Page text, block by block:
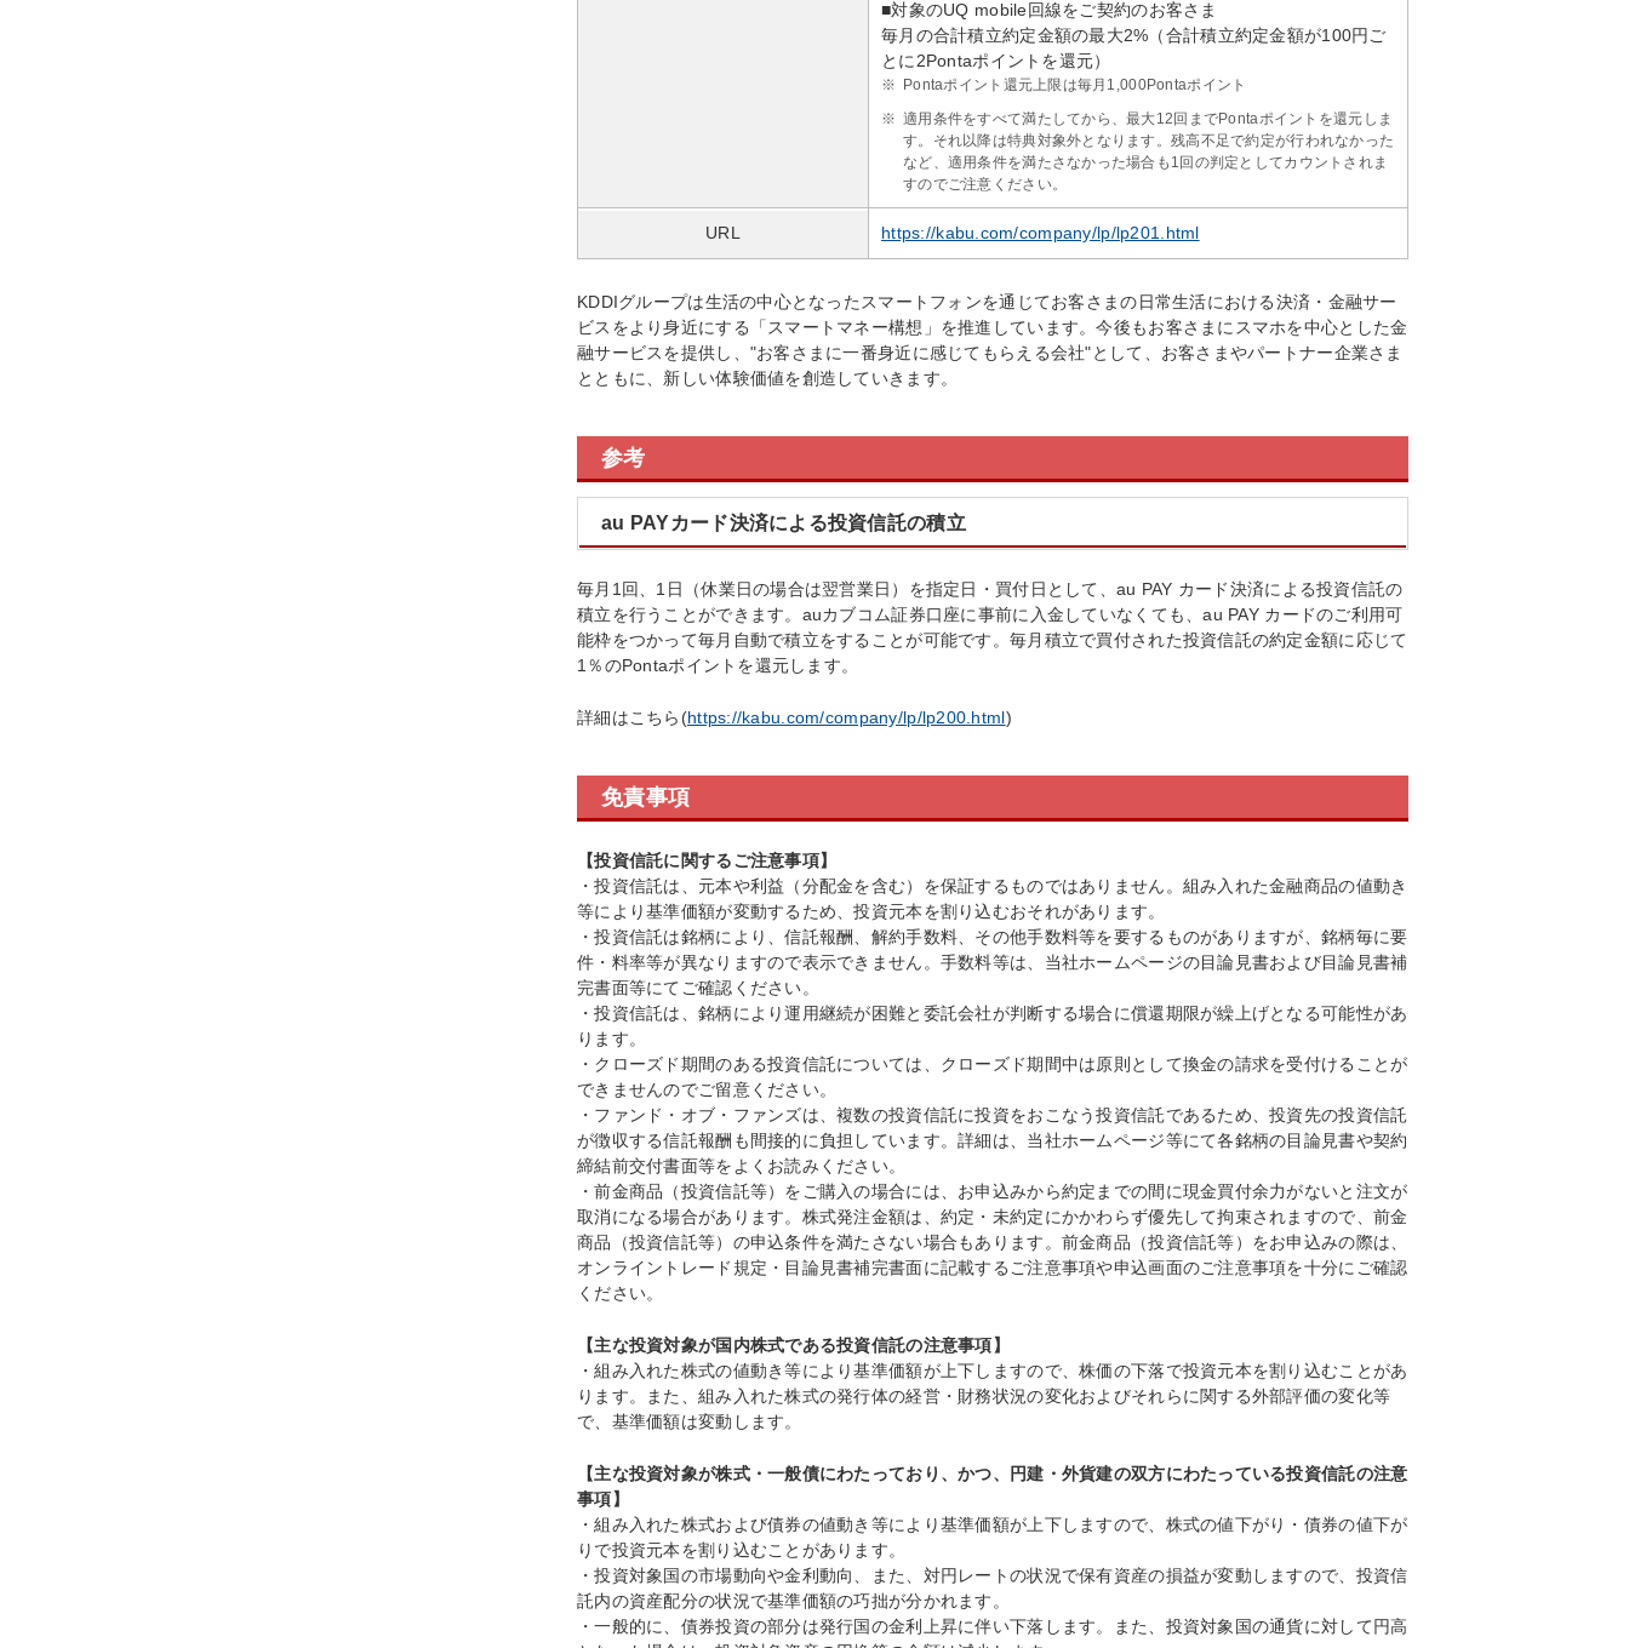
■対象のUQ mobile回線をご契約のお客さま
毎月の合計積立約定金額の最大2%（合計積立約定金額が100円ご
とに2Pontaポイントを還元）
※ Pontaポイント還元上限は毎月1,000Pontaポイント
※ 適用条件をすべて満たしてから、最大12回までPontaポイントを還元しま
す。それ以降は特典対象外となります。残高不足で約定が行われなかった
など、適用条件を満たさなかった場合も1回の判定としてカウントされま
すのでご注意ください。
URL https://kabu.com/company/lp/lp201.html
KDDIグループは生活の中心となったスマートフォンを通じてお客さまの日常生活における決済・金融サー
ビスをより身近にする「スマートマネー構想」を推進しています。今後もお客さまにスマホを中心とした金
融サービスを提供し、"お客さまに一番身近に感じてもらえる会社"として、お客さまやパートナー企業さま
とともに、新しい体験価値を創造していきます。
参考
au PAYカード決済による投資信託の積立
毎月1回、1日（休業日の場合は翌営業日）を指定日・買付日として、au PAY カード決済による投資信託の
積立を行うことができます。auカブコム証券口座に事前に入金していなくても、au PAY カードのご利用可
能枠をつかって毎月自動で積立をすることが可能です。毎月積立で買付された投資信託の約定金額に応じて
1％のPontaポイントを還元します。
詳細はこちら(https://kabu.com/company/lp/lp200.html)
免責事項
【投資信託に関するご注意事項】
・投資信託は、元本や利益（分配金を含む）を保証するものではありません。組み入れた金融商品の値動き
等により基準価額が変動するため、投資元本を割り込むおそれがあります。
・投資信託は銘柄により、信託報酬、解約手数料、その他手数料等を要するものがありますが、銘柄毎に要
件・料率等が異なりますので表示できません。手数料等は、当社ホームページの目論見書および目論見書補
完書面等にてご確認ください。
・投資信託は、銘柄により運用継続が困難と委託会社が判断する場合に償還期限が繰上げとなる可能性があ
ります。
・クローズド期間のある投資信託については、クローズド期間中は原則として換金の請求を受付けることが
できませんのでご留意ください。
・ファンド・オブ・ファンズは、複数の投資信託に投資をおこなう投資信託であるため、投資先の投資信託
が徴収する信託報酬も間接的に負担しています。詳細は、当社ホームページ等にて各銘柄の目論見書や契約
締結前交付書面等をよくお読みください。
・前金商品（投資信託等）をご購入の場合には、お申込みから約定までの間に現金買付余力がないと注文が
取消になる場合があります。株式発注金額は、約定・未約定にかかわらず優先して拘束されますので、前金
商品（投資信託等）の申込条件を満たさない場合もあります。前金商品（投資信託等）をお申込みの際は、
オンライントレード規定・目論見書補完書面に記載するご注意事項や申込画面のご注意事項を十分にご確認
ください。
【主な投資対象が国内株式である投資信託の注意事項】
・組み入れた株式の値動き等により基準価額が上下しますので、株価の下落で投資元本を割り込むことがあ
ります。また、組み入れた株式の発行体の経営・財務状況の変化およびそれらに関する外部評価の変化等
で、基準価額は変動します。
【主な投資対象が株式・一般債にわたっており、かつ、円建・外貨建の双方にわたっている投資信託の注意
事項】
・組み入れた株式および債券の値動き等により基準価額が上下しますので、株式の値下がり・債券の値下が
りで投資元本を割り込むことがあります。
・投資対象国の市場動向や金利動向、また、対円レートの状況で保有資産の損益が変動しますので、投資信
託内の資産配分の状況で基準価額の巧拙が分かれます。
・一般的に、債券投資の部分は発行国の金利上昇に伴い下落します。また、投資対象国の通貨に対して円高